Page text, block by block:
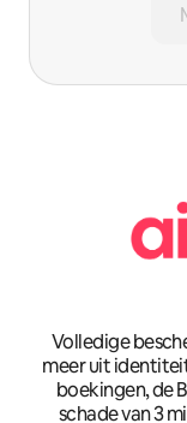
Volledige
meer uit
boekingen, de
schade van 3